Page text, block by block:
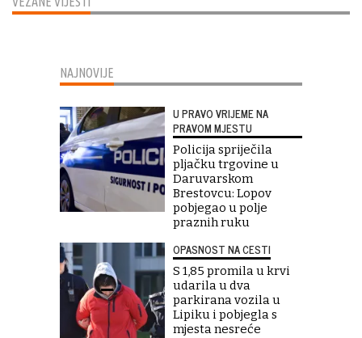
NAJNOVIJE
U PRAVO VRIJEME NA
PRAVOM MJESTU
Policija spriječila
pljačku trgovine u
Daruvarskom
Brestovcu: Lopov
pobjegao u polje
praznih ruku
OPASNOST NA CESTI
S 1,85 promila u krvi
udarila u dva
parkirana vozila u
Lipiku i pobjegla s
mjesta nesreće